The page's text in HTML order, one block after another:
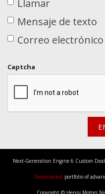
Llamar
Mensaje de texto
Correo electrónico
Captcha
Next-Generation Engine 6 Custom
Dealersocket portfolio of
Copyright © Henry Motors